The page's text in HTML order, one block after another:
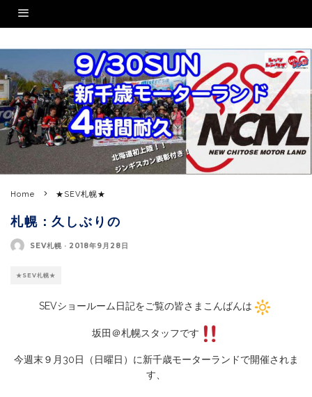
Home ★SEV札幌★
札幌：久しぶりの
SEV札幌 · 2018年9月28日
★SEV札幌★
SEVショールーム日記をご覧の皆さまこんばんは
坂田＠札幌スタッフです
今週末９月30日（日曜日）に新千歳モーターランドで開催されま
す、